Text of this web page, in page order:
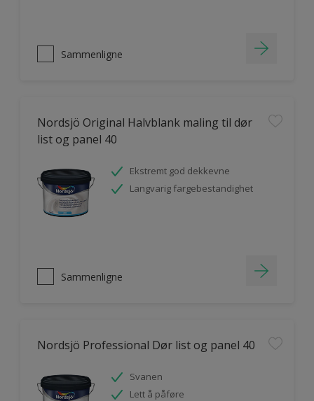
Sammenligne
Nordsjö Original Halvblank maling til dør
list og panel 40
Ekstremt god dekkevne
Langvarig fargebestandighet
Sammenligne
Nordsjö Professional Dør list og panel 40
Svanen
Lett å påføre